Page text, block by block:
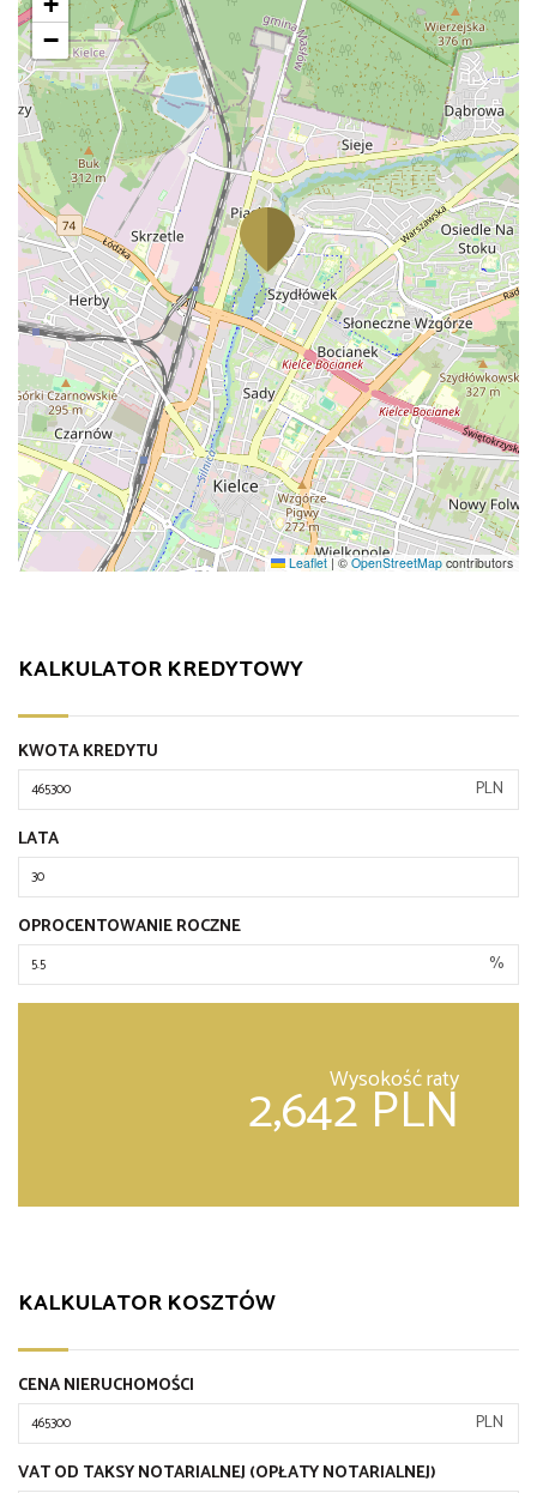
−
Leaflet |©OpenStreetMap contributors
KALKULATOR KREDYTOWY
KWOTA KREDYTU
PLN
LATA
OPROCENTOWANIE ROCZNE
%
Wysokość raty
2,642 PLN
KALKULATOR KOSZTÓW
CENA NIERUCHOMOŚCI
PLN
VAT OD TAKSY NOTARIALNEJ (OPŁATY NOTARIALNEJ)